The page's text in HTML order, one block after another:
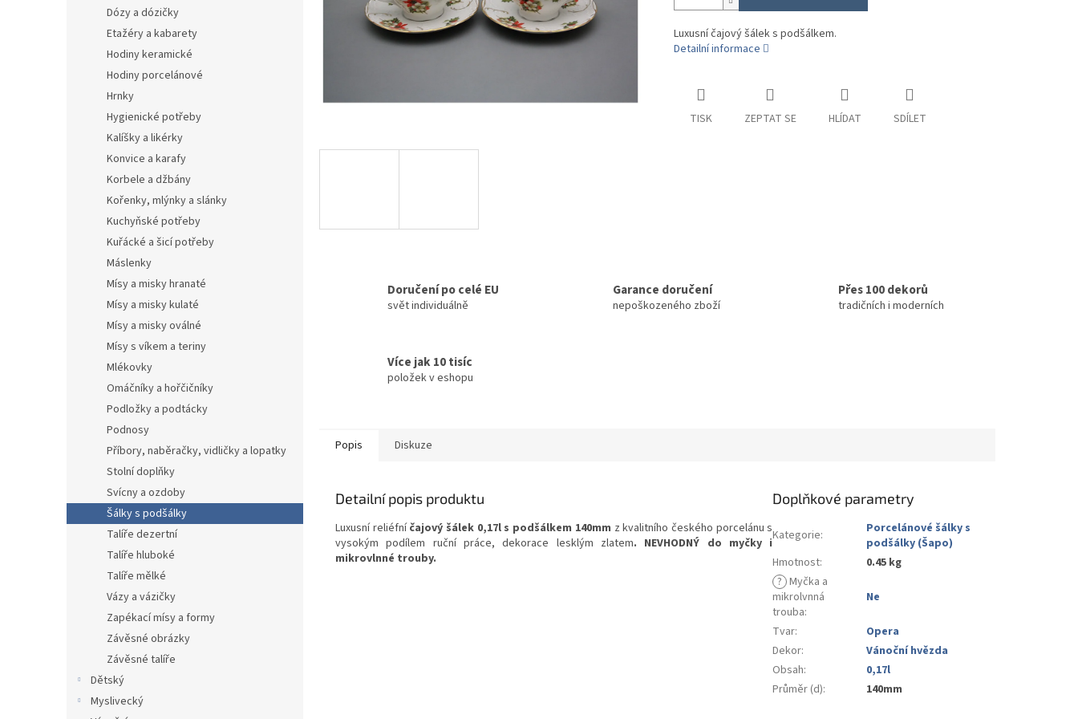
Dózy a dózičky
Etažéry a kabarety
Hodiny keramické
Hodiny porcelánové
Hrnky
Hygienické potřeby
Kalíšky a likérky
Konvice a karafy
Korbele a džbány
Kořenky, mlýnky a slánky
Kuchyňské potřeby
Kuřácké a šicí potřeby
Máslenky
Mísy a misky hranaté
Mísy a misky kulaté
Mísy a misky oválné
Mísy s víkem a teriny
Mlékovky
Omáčníky a hořčičníky
Podložky a podtácky
Podnosy
Příbory, naběračky, vidličky a lopatky
Stolní doplňky
Svícny a ozdoby
Šálky s podšálky
Talíře dezertní
Talíře hluboké
Talíře mělké
Vázy a vázičky
Zapékací mísy a formy
Závěsné obrázky
Závěsné talíře
Dětský
Myslivecký
Luxusní čajový šálek s podšálkem.
Detailní informace
TISK ZEPTAT SE HLÍDAT SDÍLET
Doručení po celé EU
svět individuálně
Garance doručení
nepoškozeného zboží
Přes 100 dekorů
tradičních i moderních
Více jak 10 tisíc
položek v eshopu
Popis Diskuze
Detailní popis produktu
Luxusní reliéfníčajový šálek 0,17l s podšálkem 140mm z kvalitního českého porcelánu s
vysokým podílem ruční práce, dekorace lesklým zlatem. NEVHODNÝ do myčky i
mikrovlnné trouby.
Doplňkové parametry
Kategorie:
Porcelánové šálky s
podšálky (Šapo)
Hmotnost:
0.45 kg
? Myčka a
mikrolvnná
trouba:
Ne
Tvar:
Opera
Dekor:
Vánoční hvězda
Obsah:
0,17l
Průměr (d): 140mm